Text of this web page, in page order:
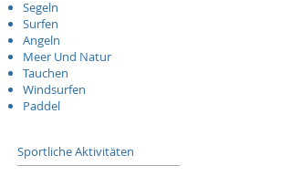
Segeln
Surfen
Angeln
Meer Und Natur
Tauchen
Windsurfen
Paddel
Sportliche Aktivitäten